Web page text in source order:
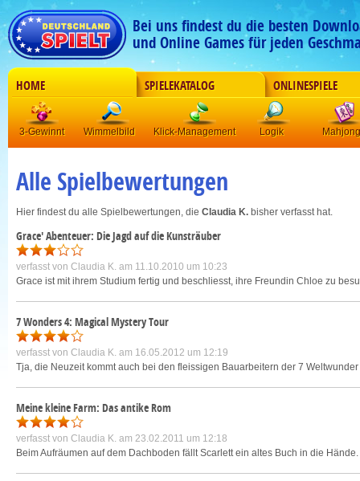
Bei uns findest du die besten
und Online Games für jeden
HOME SPIELEKATALOG ONLINESPIELE
3-Gewinnt Wimmelbild Klick-Management Logik Mahjong
Alle Spielbewertungen
Hier findest du alle Spielbewertungen, die Claudia K. bisher verfasst hat.
Grace' Abenteuer: Die Jagd auf die Kunsträuber
verfasst von Claudia K. am 11.10.2010 um 10:23
Grace ist mit ihrem Studium fertig und beschliesst, ihre Freundin Chloe zu
7 Wonders 4: Magical Mystery Tour
verfasst von Claudia K. am 16.05.2012 um 12:19
Tja, die Neuzeit kommt auch bei den fleissigen Bauarbeitern der 7
Meine kleine Farm: Das antike Rom
verfasst von Claudia K. am 23.02.2011 um 12:18
Beim Aufräumen auf dem Dachboden fällt Scarlett ein altes Buch in die